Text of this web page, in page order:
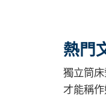
熱門
獨立筒床
才能稱